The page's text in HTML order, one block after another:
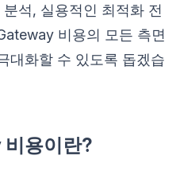
석, 실용적인 최적화 전
비용의 모든 측면
대화할 수 있도록 돕겠습
용이란?